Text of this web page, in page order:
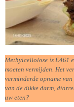
Methylcellolose is E461
moeten vermijden. Het
verminderde opname
van de dikke darm,
uw eten?